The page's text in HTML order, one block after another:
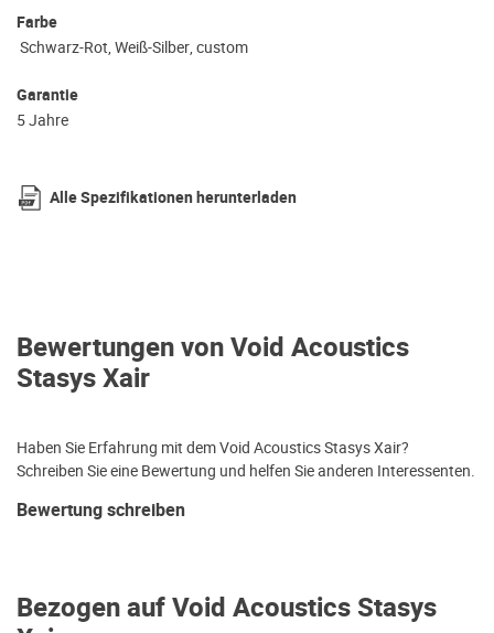
Farbe
Schwarz-Rot, Weiß-Silber, custom
Garantie
5 Jahre
Alle Spezifikationen herunterladen
Bewertungen von Void Acoustics
Stasys Xair
Haben Sie Erfahrung mit dem Void Acoustics Stasys Xair?
Schreiben Sie eine Bewertung und helfen Sie anderen Interessenten.
Bewertung schreiben
Bezogen auf Void Acoustics Stasys